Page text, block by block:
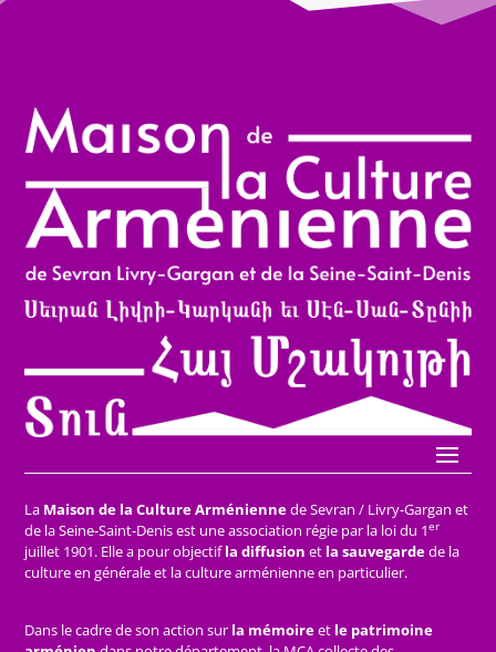
La Maison de la Culture Arméniennede Sevran / Livry-Gargan et
de la Seine-Saint-Denis est une association régie par la loi du 1er
juillet 1901. Elle a pour objectifla diffusion et la sauvegardede la
culture en générale et la culture arménienne en particulier.
Dans le cadre de son action sur la mémoireet le patrimoine